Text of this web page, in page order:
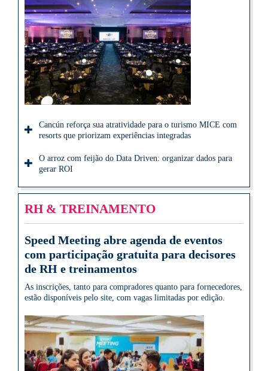
Cancún reforça sua atratividade para o turismo MICE com
resorts que priorizam experiências integradas
O arroz com feijão do Data Driven: organizar dados para
gerar ROI
RH & TREINAMENTO
Speed Meeting abre agenda de eventos
com participação gratuita para decisores
de RH e treinamentos
As inscrições, tanto para compradores quanto para fornecedores,
estão disponíveis pelo site, com vagas limitadas por edição.